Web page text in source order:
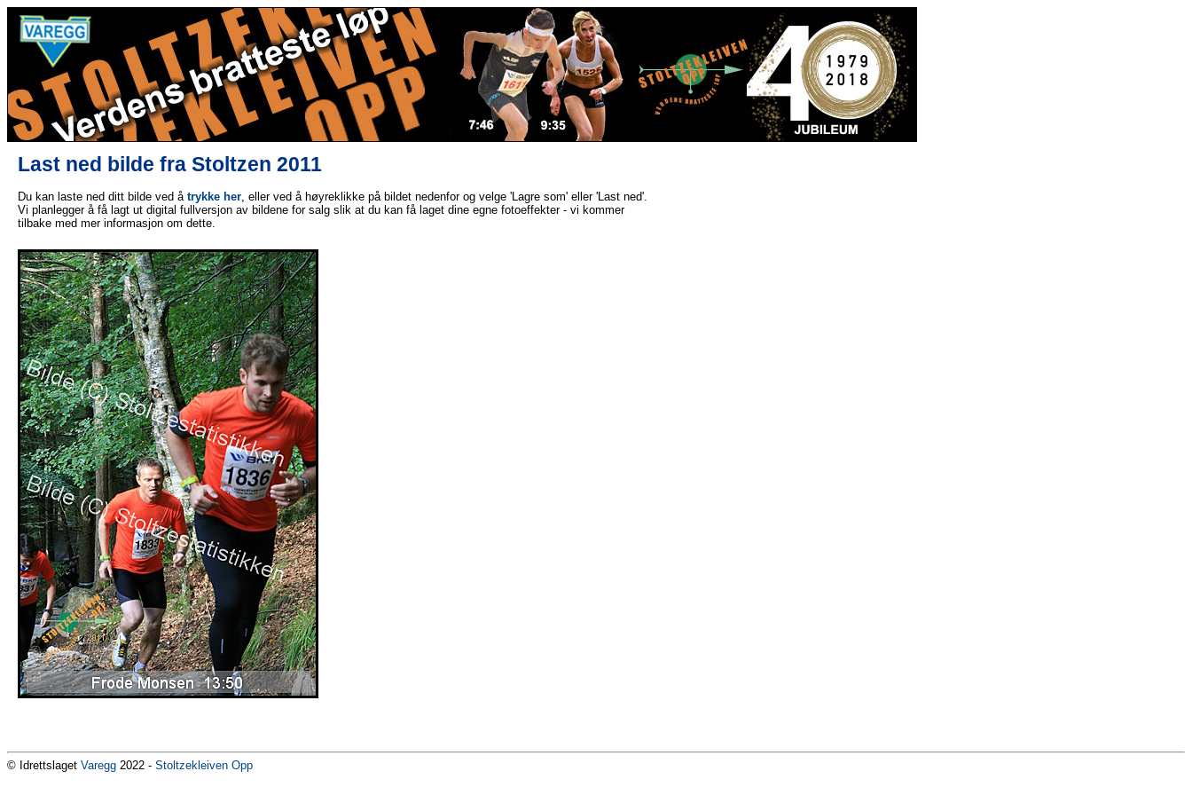
Last ned bilde fra Stoltzen 2011
Du kan laste ned ditt bilde ved å trykke her, eller ved å høyreklikke på bildet nedenfor og velge 'Lagre som' eller 'Last ned'.
Vi planlegger å få lagt ut digital fullversjon av bildene for salg slik at du kan få laget dine egne fotoeffekter - vi kommer
tilbake med mer informasjon om dette.
© Idrettslaget Varegg 2022 - Stoltzekleiven Opp